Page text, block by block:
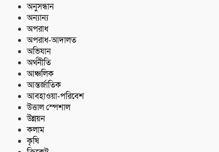
অনুসন্ধান
অন্যান্য
অপরাধ
অপরাধ-আদালত
অভিযান
অর্থনীতি
আঞ্চলিক
আন্তর্জাতিক
আবহাওয়া-পরিবেশ
উত্তাল স্পেশাল
উন্নয়ন
কলাম
কৃষি